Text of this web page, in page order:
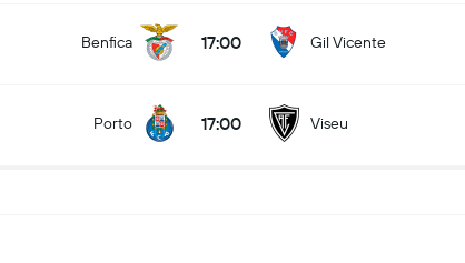
Benfica 17:00 Gil Vicente
Porto 17:00 Viseu